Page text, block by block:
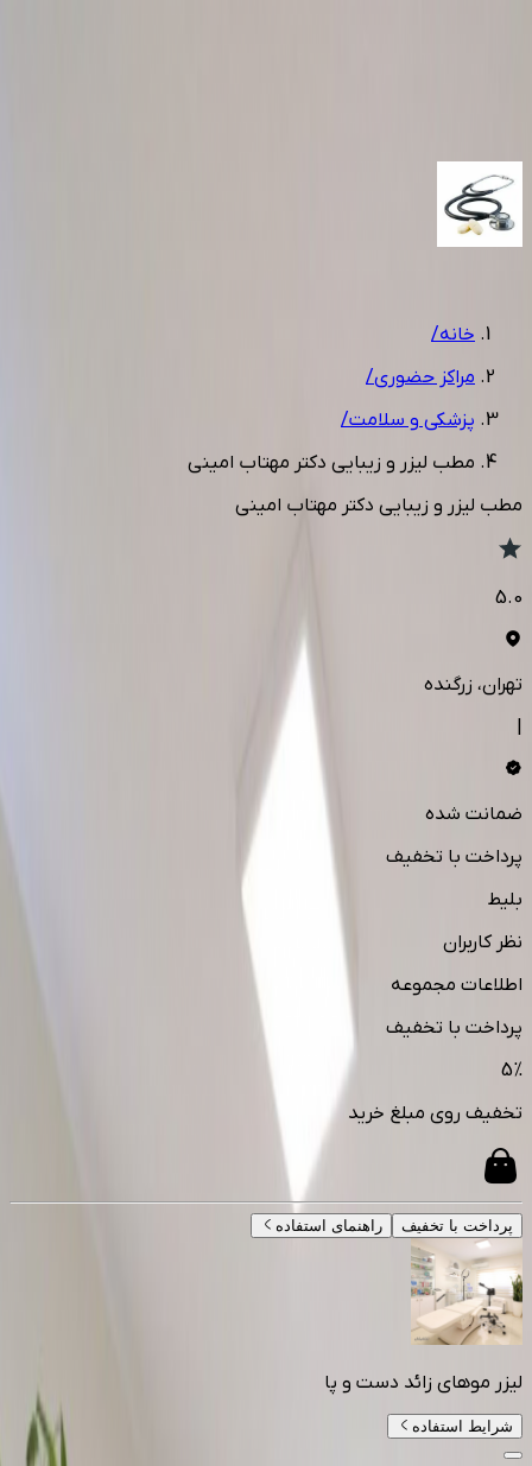
1/14
خانه/
مراکز حضوری/
پزشکی و سلامت/
مطب لیزر و زیبایی دکتر مهتاب امینی
مطب لیزر و زیبایی دکتر مهتاب امینی
5.0
تهران، زرگنده
ضمانت شده
پرداخت با تخفیف
بلیط
نظر کاربران
اطلاعات مجموعه
پرداخت با تخفیف
5%
تخفیف روی مبلغ خرید
پرداخت با تخفیف راهنمای استفاده
لیزر موهای زائد دست و پا
شرایط استفاده